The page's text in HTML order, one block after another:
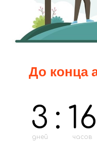
До конца
3
дней
: 16
часов